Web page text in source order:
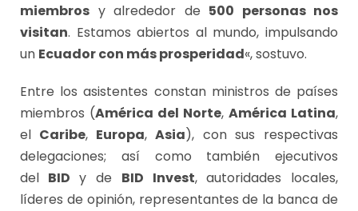
miembros y alrededor de 500 personas nos
visitan. Estamos abiertos al mundo, impulsando
un Ecuador con más prosperidad«, sostuvo.
Entre los asistentes constan ministros de países
miembros (América del Norte, América Latina,
el Caribe, Europa, Asia), con sus respectivas
delegaciones; así como también ejecutivos
del BID y de BID Invest, autoridades locales,
líderes de opinión, representantes de la banca de